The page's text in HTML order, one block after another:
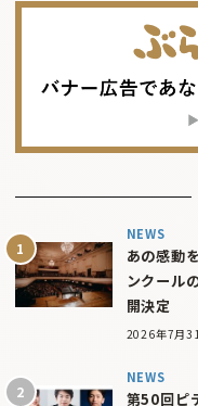
NEWS
あの感動
ンクール
開決定
2026年7月
NEWS
第50回ピ